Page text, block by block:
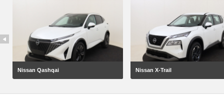
Nissan Qashqai Nissan X-Trail